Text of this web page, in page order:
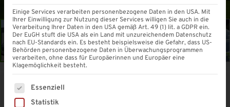
ANLEHN Carport aus
Einige Services verarbeiten personenbezogene Daten in den USA. Mit
Ihrer Einwilligung zur Nutzung dieser Services willigen Sie auch in die
Verarbeitung Ihrer Daten in den USA gemäß Art. 49 (1) lit. a GDPR ein.
Der EuGH stuft die USA als ein Land mit unzureichendem Datenschutz
nach EU-Standards ein. Es besteht beispielsweise die Gefahr, dass US-
Behörden personenbezogene Daten in Überwachungsprogrammen
verarbeiten, ohne dass für Europäerinnen und Europäer eine
Klagemöglichkeit besteht.
Es folgt eine Liste der Service-Gruppen, für die eine
Essenziell
Statistik